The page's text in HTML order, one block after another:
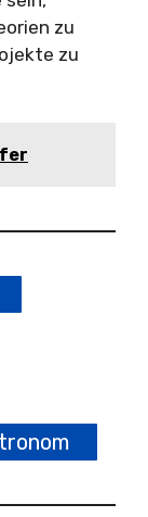
zu
zu